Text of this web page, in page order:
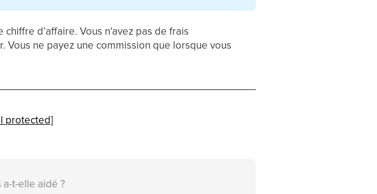
d’affaire. Vous n'avez pas de frais
ne payez une commission que lorsque vous
protected]
t-elle aidé ?